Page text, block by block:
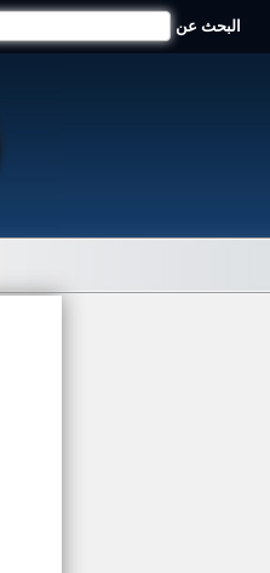
البحث عن